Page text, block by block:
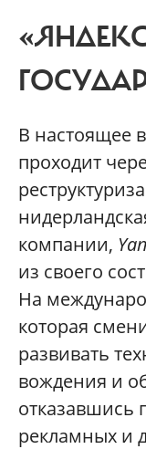
В настоящее
проходит
компании,
из своего
На
которая
развивать
вождения и
отказавшись
рекламных и